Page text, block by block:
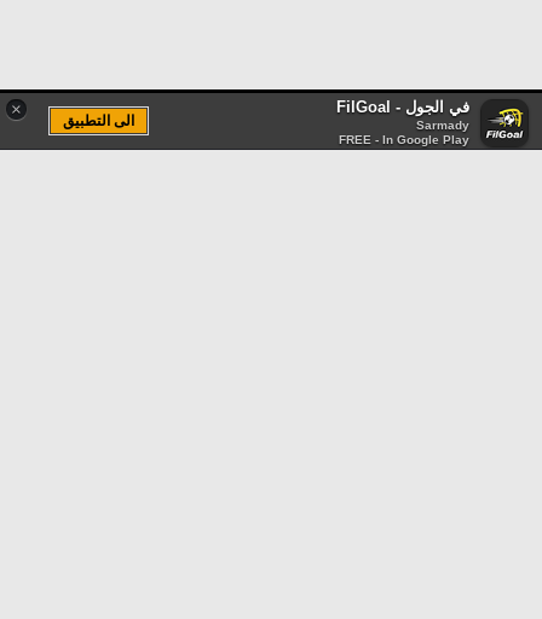
× في الجول - FilGoal
Sarmady
FREE - In Google Play
الى التطبيق